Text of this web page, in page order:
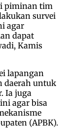
piminan tim
survei
agar
dapat
Kamis
lapangan
daerah untuk
Ia juga
agar bisa
(APBK).